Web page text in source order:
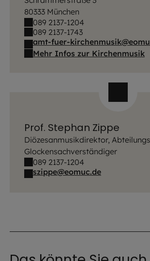
80333 München
089 2137-1204
089 2137-1743
amt-fuer-
Mehr Infos zur Kirchenmusik
Prof. Stephan Zippe
Diözesanmusikdirektor,
Glockensachverständiger
089 2137-1204
szippe@eomuc.de